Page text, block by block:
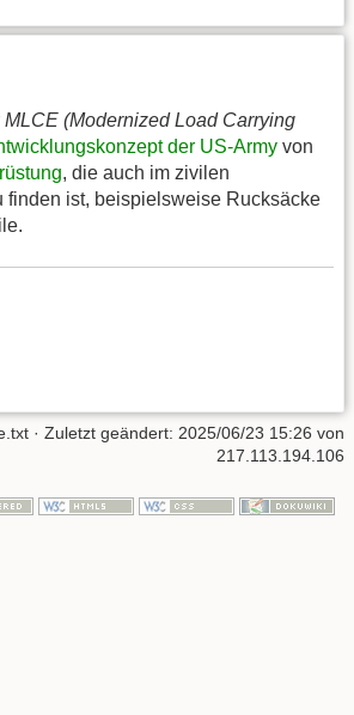
MLCE (Modernized Load Carrying
der US-Army von
, die auch im zivilen
finden ist, beispielsweise Rucksäcke
· Zuletzt geändert: 2025/06/23 15:26 von
217.113.194.106